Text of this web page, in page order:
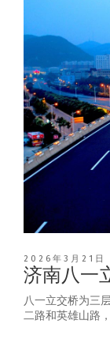
2026年3月21日
济南八一
八一立交桥为三
二路和英雄山路